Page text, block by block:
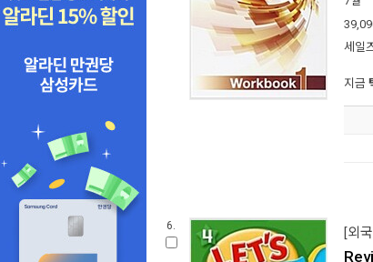
세일
지금
6. [외